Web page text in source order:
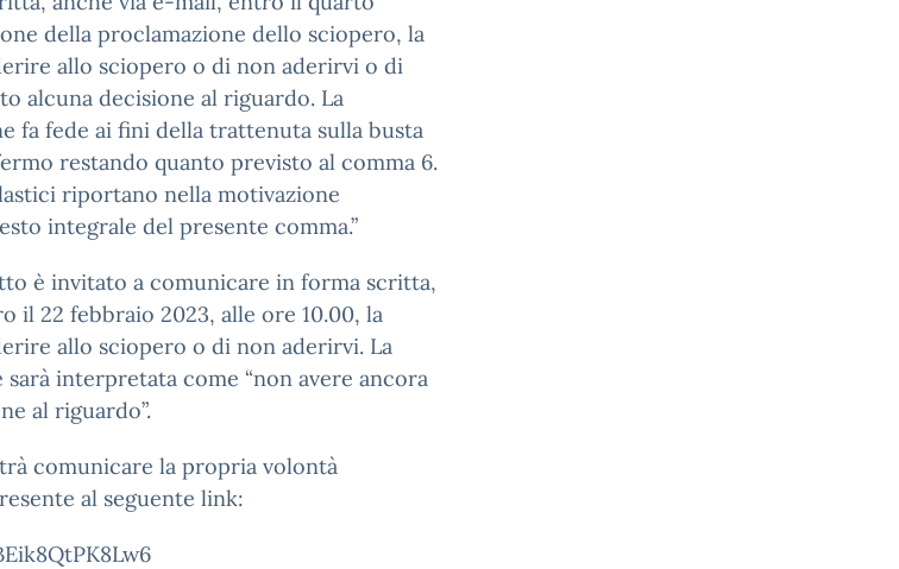
della proclamazione dello sciopero, la
allo sciopero o di non aderirvi o di
alcuna decisione al riguardo. La
fa fede ai fini della trattenuta sulla busta
restando quanto previsto al comma 6.
riportano nella motivazione
integrale del presente comma.”
è invitato a comunicare in forma scritta,
il 22 febbraio 2023, alle ore 10.00, la
allo sciopero o di non aderirvi. La
interpretata come “non avere ancora
al riguardo”.
comunicare la propria volontà
al seguente link: